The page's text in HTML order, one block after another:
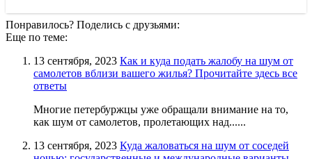
Понравилось? Поделись с друзьями:
Еще по теме:
13 сентября, 2023 Как и куда подать жалобу на шум от
самолетов вблизи вашего жилья? Прочитайте здесь все
ответы
Многие петербуржцы уже обращали внимание на то,
как шум от самолетов, пролетающих над......
13 сентября, 2023 Куда жаловаться на шум от соседей